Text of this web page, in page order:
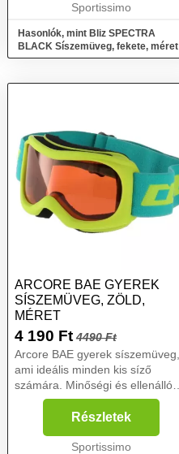
hordanak dioptriás szemüveget.
Sportissimo
Hasonlók, mint Bliz SPECTRA
BLACK Síszemüveg, fekete, méret
ARCORE BAE GYEREK
SÍSZEMÜVEG, ZÖLD,
MÉRET
4 190 Ft 4490 Ft
Arcore BAE gyerek síszemüveg,
ami ideális minden kis síző
számára. Minőségi és ellenálló
anyagból készült....
Részletek
Sportissimo